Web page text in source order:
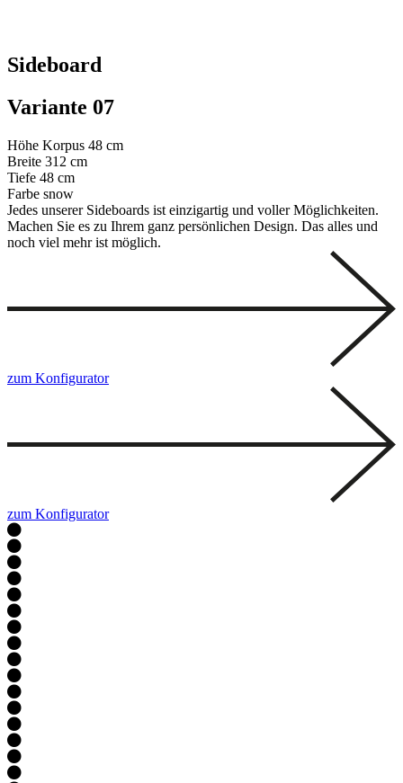
Sideboard
Variante 07
Höhe Korpus 48 cm
Breite 312 cm
Tiefe 48 cm
Farbe snow
Jedes unserer Sideboards ist einzigartig und voller Möglichkeiten.
Machen Sie es zu Ihrem ganz persönlichen Design. Das alles und
noch viel mehr ist möglich.
zum Konfigurator
zum Konfigurator